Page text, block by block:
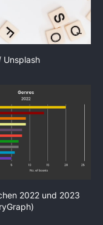
Unsplash
2022 und 2023